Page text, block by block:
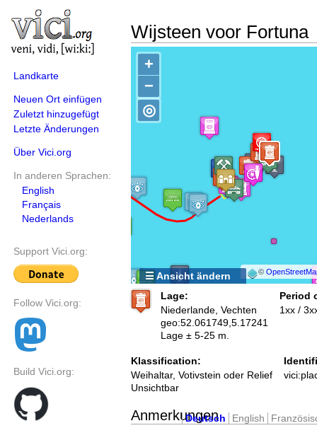
Landkarte
Neuen Ort einfügen
Zuletzt hinzugefügt
Letzte Änderungen
Über Vici.org
In anderen Sprachen:
English
Français
Nederlands
Support Vici.org:
Follow Vici.org:
Build Vici.org:
Wijsteen voor Fortuna
+
−
©
◎
☰ Ansicht ändern
Lage:
Niederlande, Vechten
geo:52.061749,5.17241
Lage ± 5-25 m.
Period
1xx /
Klassification:
Weihaltar, Votivstein oder Relief
Unsichtbar
Anmerkungen
Deutsch English